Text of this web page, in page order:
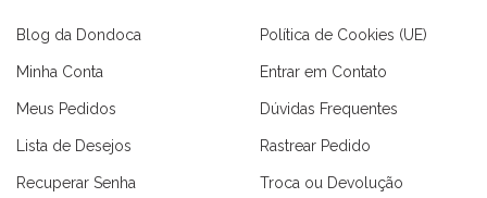
Blog da Dondoca
Minha Conta
Meus Pedidos
Lista de Desejos
Recuperar Senha
Política de Cookies (UE)
Entrar em Contato
Dúvidas Frequentes
Rastrear Pedido
Troca ou Devolução